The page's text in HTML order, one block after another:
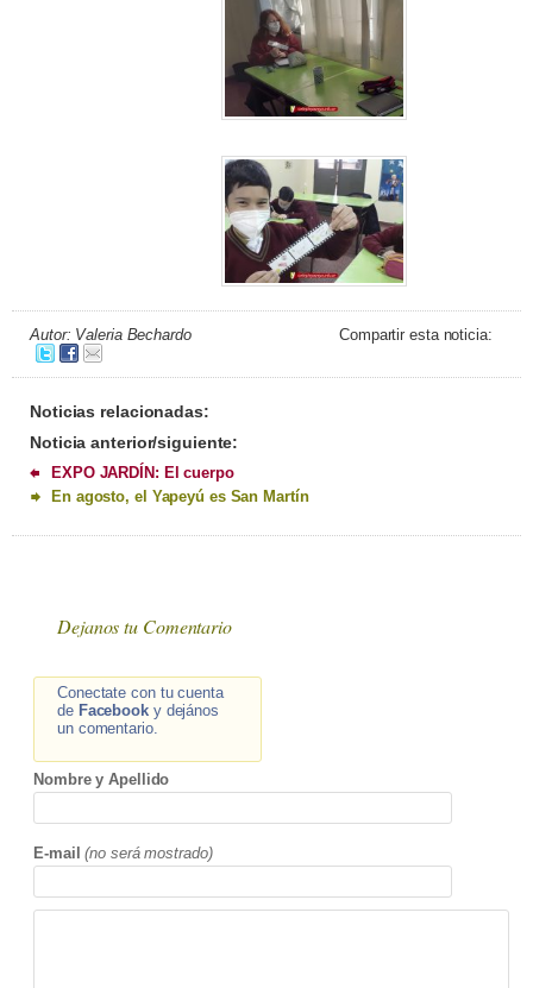
Autor: Valeria Bechardo Compartir esta noticia:
Noticias relacionadas:
Noticia anterior/siguiente:
EXPO JARDÍN: El cuerpo
En agosto, el Yapeyú es San Martín
Dejanos tu Comentario
Conectate con tu cuenta
de Facebooky dejános
un comentario.
Nombre y Apellido
E-mail (no será mostrado)